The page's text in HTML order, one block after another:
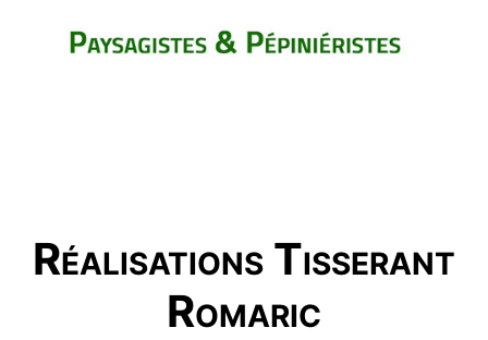
Réalisations Tisserant
Romaric